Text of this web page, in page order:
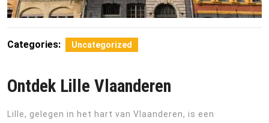
Categories: Uncategorized
Ontdek Lille Vlaanderen
Lille, gelegen in het hart van Vlaanderen, is een